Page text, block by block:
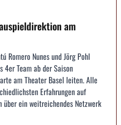
am
Romero Nunes und Jörg Pohl
Team ab der Saison
am Theater Basel leiten. Alle
Erfahrungen auf
über ein weitreichendes Netzwerk